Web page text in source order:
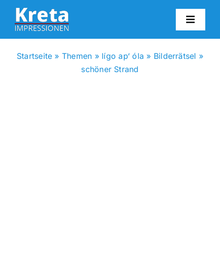
Zum
Inhalt
springen
Startseite » Themen » lígo ap‘ óla » Bilderrätsel »
schöner Strand